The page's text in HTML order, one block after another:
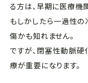
る方は、早期に医療機
もしかしたら一過性の
傷かも知れません。
ですが、閉塞性動脈硬
療が重要になります。